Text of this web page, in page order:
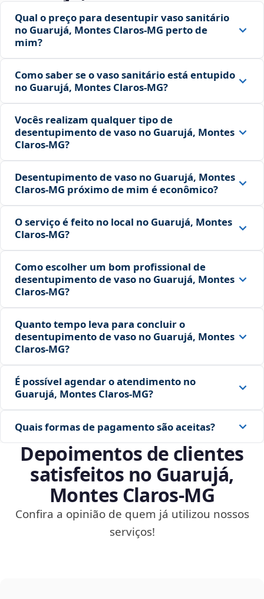
Qual o preço para desentupir vaso sanitário
no Guarujá, Montes Claros‑MG perto de
mim?
Como saber se o vaso sanitário está entupido
no Guarujá, Montes Claros‑MG?
Vocês realizam qualquer tipo de
desentupimento de vaso no Guarujá, Montes
Claros‑MG?
Desentupimento de vaso no Guarujá, Montes
Claros‑MG próximo de mim é econômico?
O serviço é feito no local no Guarujá, Montes
Claros‑MG?
Como escolher um bom profissional de
desentupimento de vaso no Guarujá, Montes
Claros‑MG?
Quanto tempo leva para concluir o
desentupimento de vaso no Guarujá, Montes
Claros‑MG?
É possível agendar o atendimento no
Guarujá, Montes Claros‑MG?
Quais formas de pagamento são aceitas?
Depoimentos de clientes
satisfeitos no Guarujá,
Montes Claros‑MG
Confira a opinião de quem já utilizou nossos
serviços!